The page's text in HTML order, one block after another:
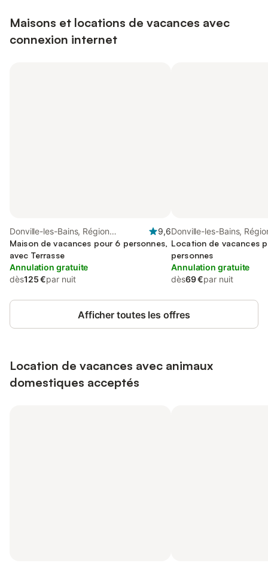
Maisons et locations de vacances avec
connexion internet
Donville-les-Bains, Région
d'Avranches
9,6
Maison de vacances pour 6 personnes,
avec Terrasse
Annulation gratuite
dès125 €par nuit
Donville-les-Bains,
d'Avranches
Location de vacances
personnes
Annulation gratuite
dès69 €par nuit
Afficher toutes les offres
Location de vacances avec animaux
domestiques acceptés